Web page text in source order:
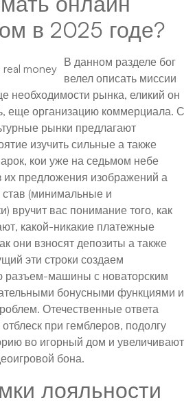
в 2025 годе?
В данном разделе бог
велел описать миссии
необходимости рынка, еликий он
еще организацию коммерциала. С
рынки предлагают
изучить сильные а также
кои уже на седьмом небе
их предложения изображений а
став (минимальные и
вручит вас понимание того, как
какой-никакие платежные
они взносят депозиты а также
эти строки создаем
разъем-машины с новаторским
бонусными функциями и
Отечественные ответа
при гемблеров, подолгу
во игорный дом и увеличивают
бона.
лояльности